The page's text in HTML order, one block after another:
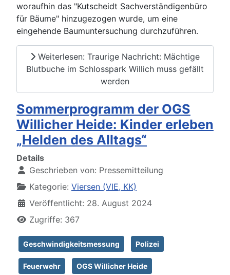
woraufhin das "Kutscheidt Sachverständigenbüro
für Bäume" hinzugezogen wurde, um eine
eingehende Baumuntersuchung durchzuführen.
Weiterlesen: Traurige Nachricht: Mächtige
Blutbuche im Schlosspark Willich muss gefällt
werden
Sommerprogramm der OGS
Willicher Heide: Kinder erleben
„Helden des Alltags“
Details
Geschrieben von: Pressemitteilung
Kategorie: Viersen (VIE, KK)
Veröffentlicht: 28. August 2024
Zugriffe: 367
Geschwindigkeitsmessung Polizei
Feuerwehr OGS Willicher Heide